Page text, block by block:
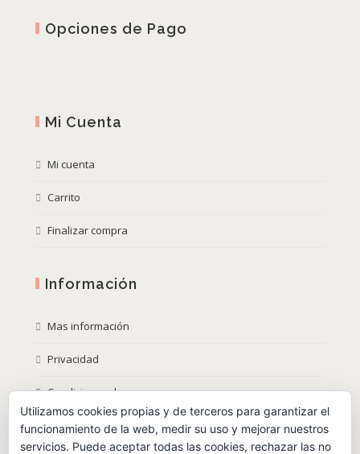
Opciones de Pago
Mi Cuenta
Mi cuenta
Carrito
Finalizar compra
Información
Mas información
Privacidad
Condiciones de compra
Política de Cookies
Utilizamos cookies propias y de terceros para garantizar el
funcionamiento de la web, medir su uso y mejorar nuestros
servicios. Puede aceptar todas las cookies, rechazar las no